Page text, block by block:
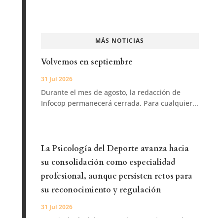
MÁS NOTICIAS
Volvemos en septiembre
31 Jul 2026
Durante el mes de agosto, la redacción de
Infocop permanecerá cerrada. Para cualquier...
La Psicología del Deporte avanza hacia
su consolidación como especialidad
profesional, aunque persisten retos para
su reconocimiento y regulación
31 Jul 2026